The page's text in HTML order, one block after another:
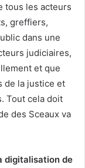
tous les acteurs
greffiers,
dans une
judiciaires,
et que
de la justice et
Tout cela doit
des Sceaux va
digitalisation de